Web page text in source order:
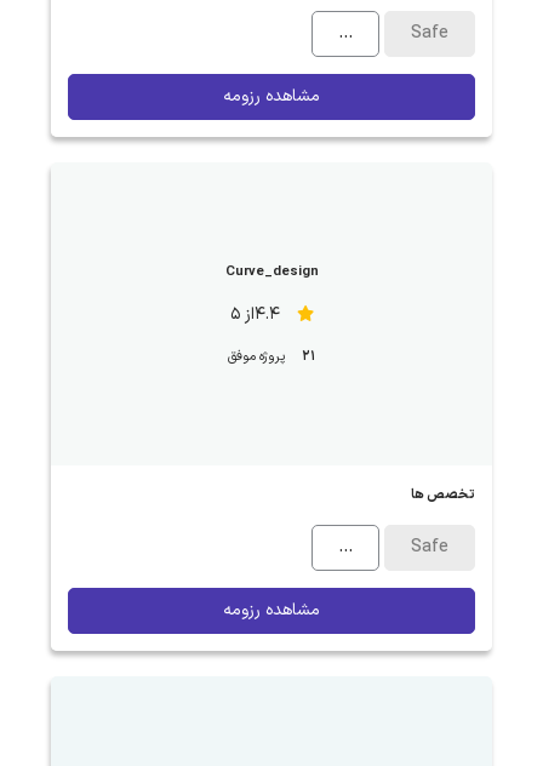
Safe
...
مشاهده رزومه
Curve_design
4.4از 5
21 پروژه موفق
تخصص ها
Safe
...
مشاهده رزومه